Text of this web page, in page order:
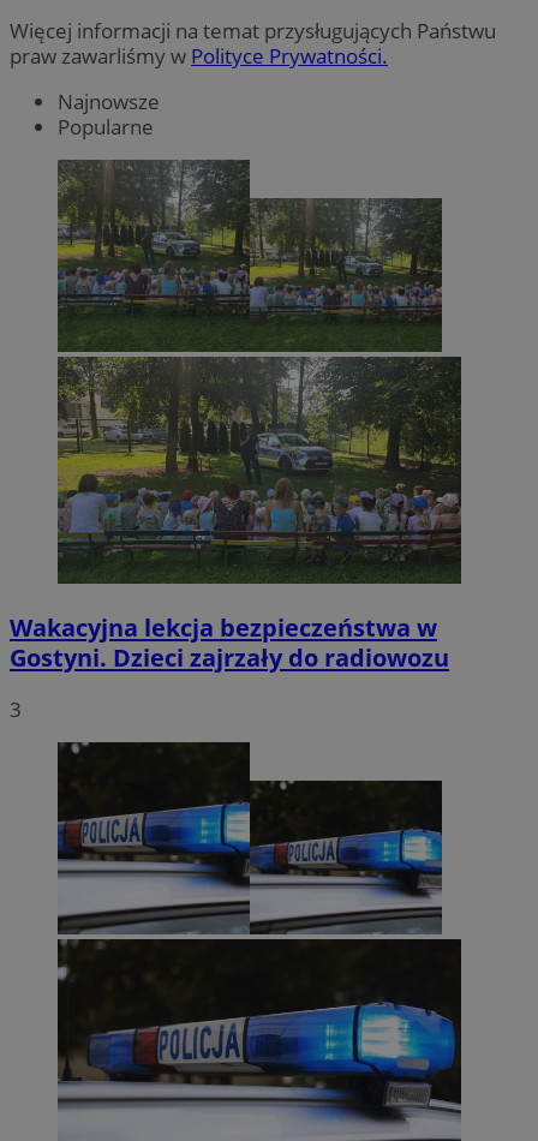
Więcej informacji na temat przysługujących Państwu
praw zawarliśmy w Polityce Prywatności.
Najnowsze
Popularne
Wakacyjna lekcja bezpieczeństwa w
Gostyni. Dzieci zajrzały do radiowozu
3